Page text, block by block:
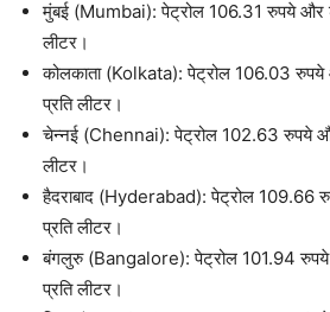
मुंबई (Mumbai): पेट्रोल 106.31 रुपये और
लीटर।
कोलकाता (Kolkata): पेट्रोल 106.03
प्रति लीटर।
चेन्नई (Chennai): पेट्रोल 102.63 रुपये
लीटर।
हैदराबाद (Hyderabad): पेट्रोल
प्रति लीटर।
बंगलुरु (Bangalore): पेट्रोल 101.94
प्रति लीटर।